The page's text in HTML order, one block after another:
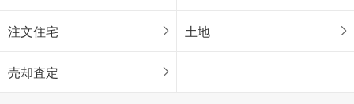
注文住宅 土地
売却査定